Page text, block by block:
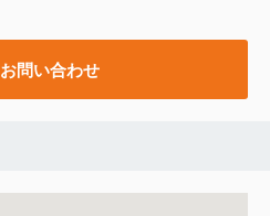
お問い合わせ